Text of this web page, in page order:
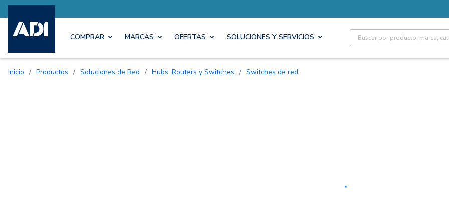
COMPRAR MARCAS OFERTAS SOLUCIONES Y SERVICIOS Site Search
Inicio / Productos / Soluciones de Red / Hubs, Routers y Switches / Switches de red